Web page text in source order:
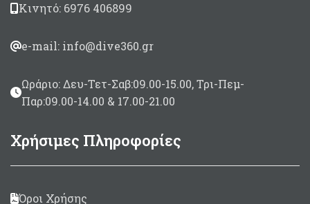
Κινητό: 6976 406899
e-mail: info@dive360.gr
Ωράριο: Δευ-Τετ-Σαβ:09.00-15.00, Τρι-Πεμ-
Παρ:09.00-14.00 & 17.00-21.00
Χρήσιμες Πληροφορίες
Όροι Χρήσης